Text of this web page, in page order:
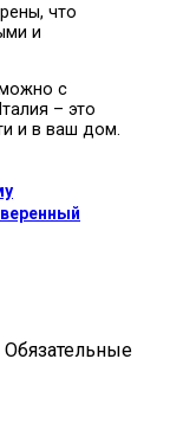
что
и
с
– это
и в ваш дом.
Обязательные